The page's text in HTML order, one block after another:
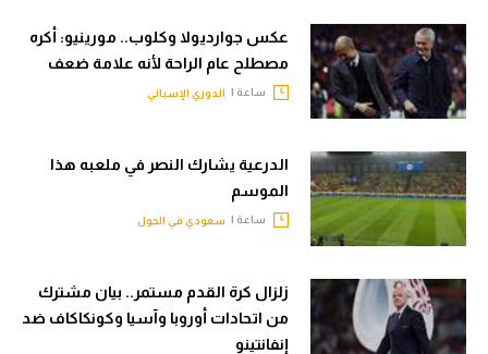
عكس جوارديولا وكلوب.. مورينيو: أكره
مصطلح عام الراحة لأنه علامة ضعف
ساعة | الدوري الإسباني
الدرعية يشارك النصر في ملعبه هذا
الموسم
ساعة | سعودي في الجول
زلزال كرة القدم مستمر.. بيان مشترك
من اتحادات أوروبا وآسيا وكونكاكاف ضد
إنفانتينو